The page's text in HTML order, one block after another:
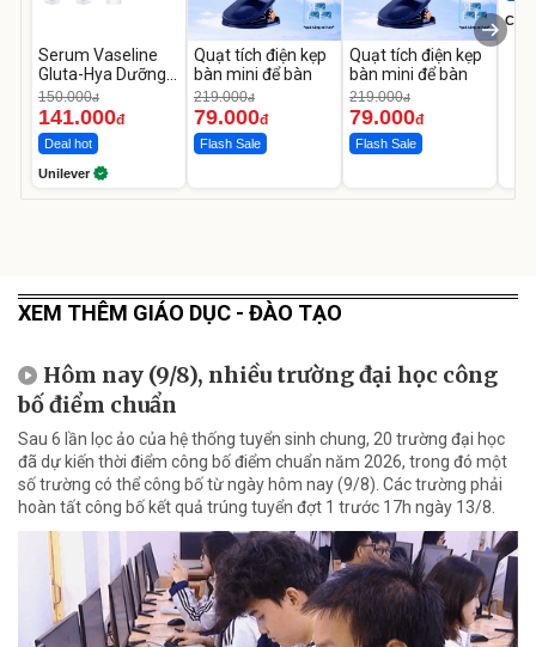
Serum Vaseline
Gluta-Hya Dưỡng
Da Sáng Mịn Sau 7
Ngày
150.000đ
141.000đ
Deal hot
Unilever
Quạt tích điện kẹp
bàn mini để bàn
219.000đ
79.000đ
Flash Sale
Quạt tích điện kẹp
bàn mini để bàn
219.000đ
79.000đ
Flash Sale
XEM THÊM GIÁO DỤC - ĐÀO TẠO
Hôm nay (9/8), nhiều trường đại học công
bố điểm chuẩn
Sau 6 lần lọc ảo của hệ thống tuyển sinh chung, 20 trường đại học
đã dự kiến thời điểm công bố điểm chuẩn năm 2026, trong đó một
số trường có thể công bố từ ngày hôm nay (9/8). Các trường phải
hoàn tất công bố kết quả trúng tuyển đợt 1 trước 17h ngày 13/8.